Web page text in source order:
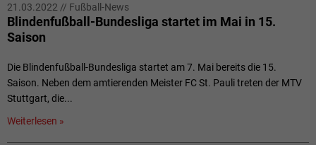
21.03.2022 // Fußball-News
Blindenfußball-Bundesliga startet im Mai in 15.
Saison
Die Blindenfußball-Bundesliga startet am 7. Mai bereits die 15.
Saison. Neben dem amtierenden Meister FC St. Pauli treten der MTV
Stuttgart, die...
Weiterlesen »